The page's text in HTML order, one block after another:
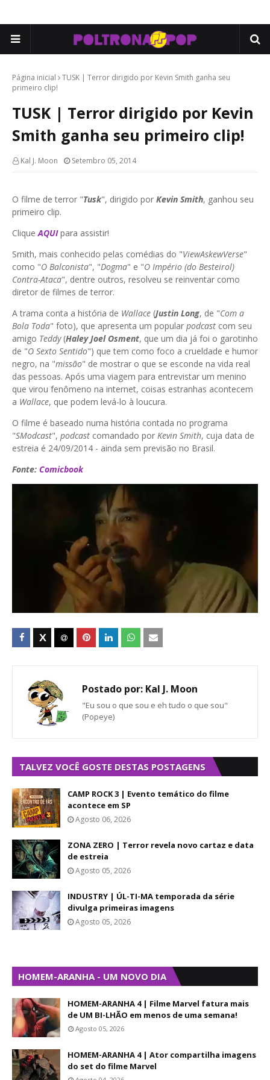
Página inicial
TUSK | Terror dirigido por Kevin Smith ganha seu
primeiro clip!
TUSK | Terror dirigido por Kevin
Smith ganha seu primeiro clip!
Kal J. Moon Setembro 05, 2014
O filme de terror "Tusk", dirigido por Kevin Smith, ganhou seu
primeiro clip.
CliqueAQUIpara assistir!
Smith, mais conhecido pelas comédias do "ViewAskewVerse"
como "O Balconista", "Dogma" e "O Império (do Besteirol)
Contra-Ataca", dentre outros, resolveu se reinventar como
diretor de filmes de terror.
A trama conta a história de Wallace (Justin Long, de "Com a
Bola Toda" foto), que apresenta um popular podcast com seu
amigo Teddy(Haley Joel Osment, que um dia já foi o garotinho
de "O Sexto Sentido") que tem como foco a crueldade e humor
negro, na "missão" de mostrar o que se esconde na vida real
das pessoas. Após uma viagem para entrevistar um menino
que virou fenômeno na internet, coisas estranhas acontecem
a Wallace, que podem levá-lo à loucura.
O filme é baseado numa história contada no programa
"SModcast", podcast comandado por Kevin Smith, cuja data de
estreia é 24/09/2014 - ainda sem previsão no Brasil.
Fonte: Comicbook
Postado por: Kal J. Moon
"Eu sou o que sou e eh tudo o que sou"
(Popeye)
TALVEZ VOCÊ GOSTE DESTAS POSTAGENS
CAMP ROCK 3 | Evento temático do filme
acontece em SP
Agosto 06, 2026
ZONA ZERO | Terror revela novo cartaz e data
de estreia
Agosto 05, 2026
INDUSTRY | ÚL-TI-MA temporada da série
divulga primeiras imagens
Agosto 05, 2026
HOMEM-ARANHA - UM NOVO DIA
HOMEM-ARANHA 4 | Filme Marvel fatura mais
de UM BI-LHÃO em menos de uma semana!
Agosto 05, 2026
HOMEM-ARANHA 4 | Ator compartilha imagens
do set do filme Marvel